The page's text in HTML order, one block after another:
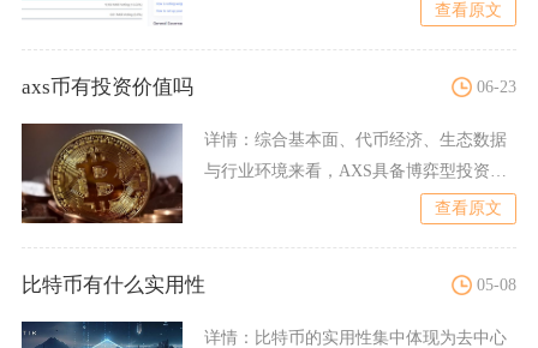
查看原文
axs币有投资价值吗 06-23
详情： 综合基本面、代币经济、生态数据
与行业环境来看，AXS具备博弈型投资价
查看原文
比特币有什么实用性 05-08
详情： 比特币的实用性集中体现为去中心